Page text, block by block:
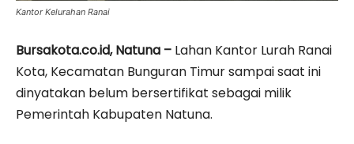
Kantor Kelurahan Ranai
Bursakota.co.id, Natuna – Lahan Kantor Lurah Ranai
Kota, Kecamatan Bunguran Timur sampai saat ini
dinyatakan belum bersertifikat sebagai milik
Pemerintah Kabupaten Natuna.